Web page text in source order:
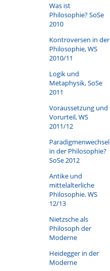
Was ist
Philosophie? SoSe
2010
Kontroversen in der
Philosophie, WS
2010/11
Logik und
Metaphysik, SoSe
2011
Voraussetzung und
Vorurteil, WS
2011/12
Paradigmenwechsel
in der Philosophie?
SoSe 2012
Antike und
mittelalterliche
Philosophie. WS
12/13
Nietzsche als
Philosoph der
Moderne
Heidegger in der
Moderne